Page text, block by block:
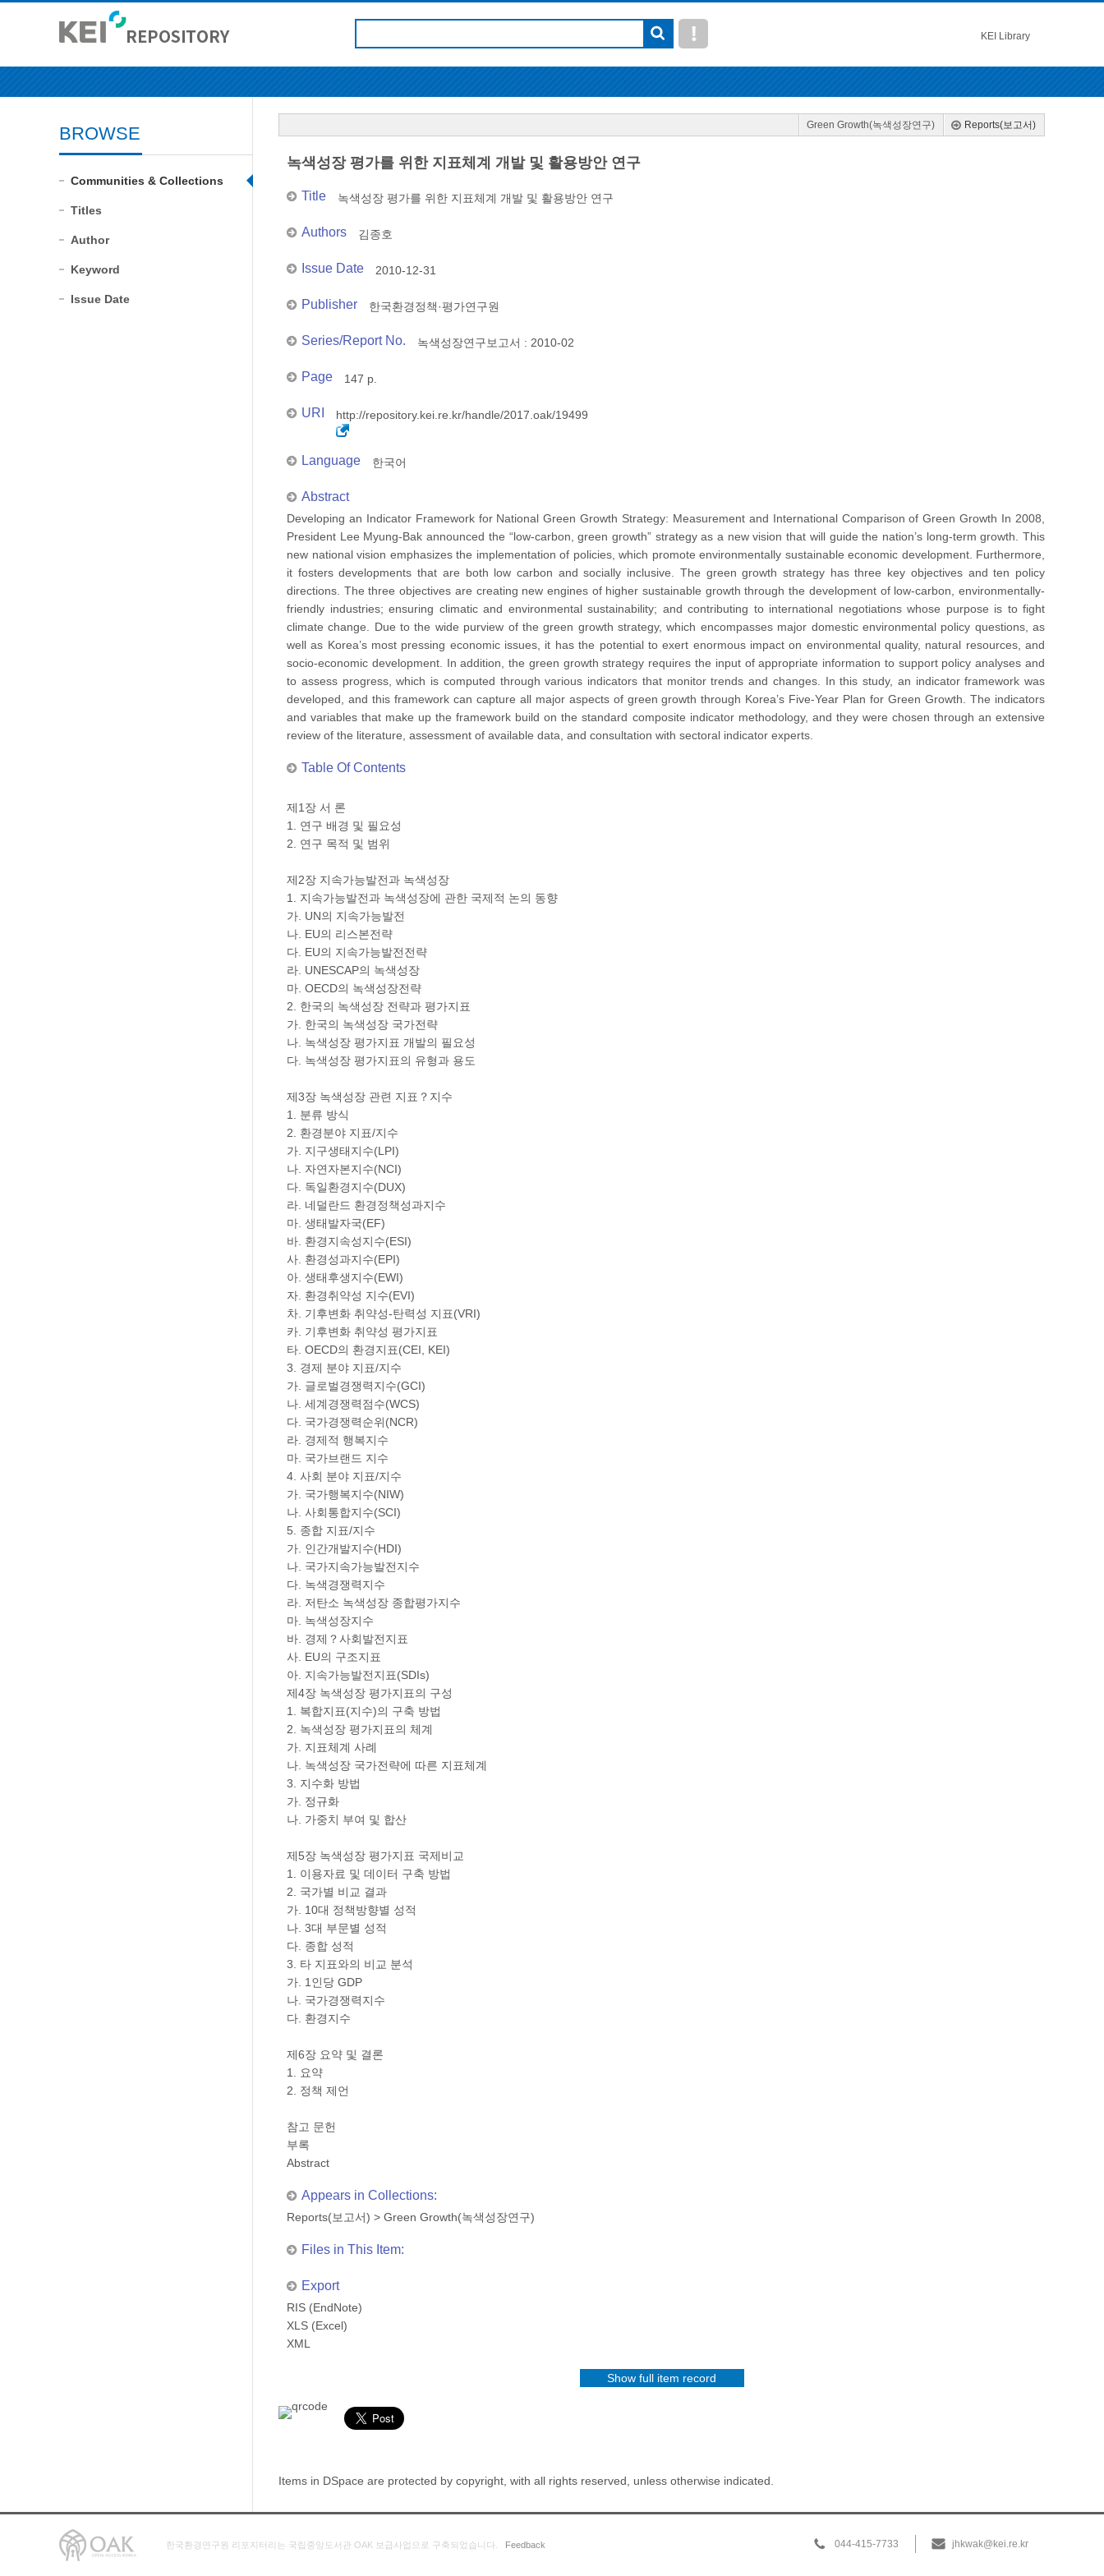
KEI Library
BROWSE
Communities & Collections
Titles
Author
Keyword
Issue Date
Green Growth(녹색성장연구) Reports(보고서)
녹색성장 평가를 위한 지표체계 개발 및 활용방안 연구
Title 녹색성장 평가를 위한 지표체계 개발 및 활용방안 연구
Authors 김종호
Issue Date 2010-12-31
Publisher 한국환경정책·평가연구원
Series/Report No. 녹색성장연구보고서 : 2010-02
Page 147 p.
URI http://repository.kei.re.kr/handle/2017.oak/19499
Language 한국어
Abstract
Developing an Indicator Framework for National Green Growth Strategy: Measurement and International Comparison of Green Growth In 2008,
President Lee Myung-Bak announced the “low-carbon, green growth” strategy as a new vision that will guide the nation’s long-term growth. This
new national vision emphasizes the implementation of policies, which promote environmentally sustainable economic development. Furthermore,
it fosters developments that are both low carbon and socially inclusive. The green growth strategy has three key objectives and ten policy
directions. The three objectives are creating new engines of higher sustainable growth through the development of low-carbon, environmentally-
friendly industries; ensuring climatic and environmental sustainability; and contributing to international negotiations whose purpose is to fight
climate change. Due to the wide purview of the green growth strategy, which encompasses major domestic environmental policy questions, as
well as Korea’s most pressing economic issues, it has the potential to exert enormous impact on environmental quality, natural resources, and
socio-economic development. In addition, the green growth strategy requires the input of appropriate information to support policy analyses and
to assess progress, which is computed through various indicators that monitor trends and changes. In this study, an indicator framework was
developed, and this framework can capture all major aspects of green growth through Korea’s Five-Year Plan for Green Growth. The indicators
and variables that make up the framework build on the standard composite indicator methodology, and they were chosen through an extensive
review of the literature, assessment of available data, and consultation with sectoral indicator experts.
Table Of Contents
제1장 서 론
1. 연구 배경 및 필요성
2. 연구 목적 및 범위
제2장 지속가능발전과 녹색성장
1. 지속가능발전과 녹색성장에 관한 국제적 논의 동향
가. UN의 지속가능발전
나. EU의 리스본전략
다. EU의 지속가능발전전략
라. UNESCAP의 녹색성장
마. OECD의 녹색성장전략
2. 한국의 녹색성장 전략과 평가지표
가. 한국의 녹색성장 국가전략
나. 녹색성장 평가지표 개발의 필요성
다. 녹색성장 평가지표의 유형과 용도
제3장 녹색성장 관련 지표？지수
1. 분류 방식
2. 환경분야 지표/지수
가. 지구생태지수(LPI)
나. 자연자본지수(NCI)
다. 독일환경지수(DUX)
라. 네덜란드 환경정책성과지수
마. 생태발자국(EF)
바. 환경지속성지수(ESI)
사. 환경성과지수(EPI)
아. 생태후생지수(EWI)
자. 환경취약성 지수(EVI)
차. 기후변화 취약성-탄력성 지표(VRI)
카. 기후변화 취약성 평가지표
타. OECD의 환경지표(CEI, KEI)
3. 경제 분야 지표/지수
가. 글로벌경쟁력지수(GCI)
나. 세계경쟁력점수(WCS)
다. 국가경쟁력순위(NCR)
라. 경제적 행복지수
마. 국가브랜드 지수
4. 사회 분야 지표/지수
가. 국가행복지수(NIW)
나. 사회통합지수(SCI)
5. 종합 지표/지수
가. 인간개발지수(HDI)
나. 국가지속가능발전지수
다. 녹색경쟁력지수
라. 저탄소 녹색성장 종합평가지수
마. 녹색성장지수
바. 경제？사회발전지표
사. EU의 구조지표
아. 지속가능발전지표(SDIs)
제4장 녹색성장 평가지표의 구성
1. 복합지표(지수)의 구축 방법
2. 녹색성장 평가지표의 체계
가. 지표체계 사례
나. 녹색성장 국가전략에 따른 지표체계
3. 지수화 방법
가. 정규화
나. 가중치 부여 및 합산
제5장 녹색성장 평가지표 국제비교
1. 이용자료 및 데이터 구축 방법
2. 국가별 비교 결과
가. 10대 정책방향별 성적
나. 3대 부문별 성적
다. 종합 성적
3. 타 지표와의 비교 분석
가. 1인당 GDP
나. 국가경쟁력지수
다. 환경지수
제6장 요약 및 결론
1. 요약
2. 정책 제언
참고 문헌
부록
Abstract
Appears in Collections:
Reports(보고서) > Green Growth(녹색성장연구)
Files in This Item:
Export
RIS (EndNote)
XLS (Excel)
XML
Show full item record
Items in DSpace are protected by copyright, with all rights reserved, unless otherwise indicated.
044-415-7733 jhkwak@kei.re.kr
한국환경연구원 리포지터리는 국립중앙도서관 OAK 보급사업으로 구축되었습니다. Feedback